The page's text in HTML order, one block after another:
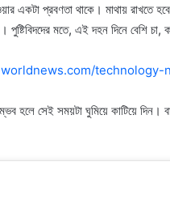
একটা প্রবণতা থাকে। মাথায় রাখতে
মতে, এই দহন দিনে বেশি চা,
হলে সেই সময়টা ঘুমিয়ে কাটিয়ে দিন।